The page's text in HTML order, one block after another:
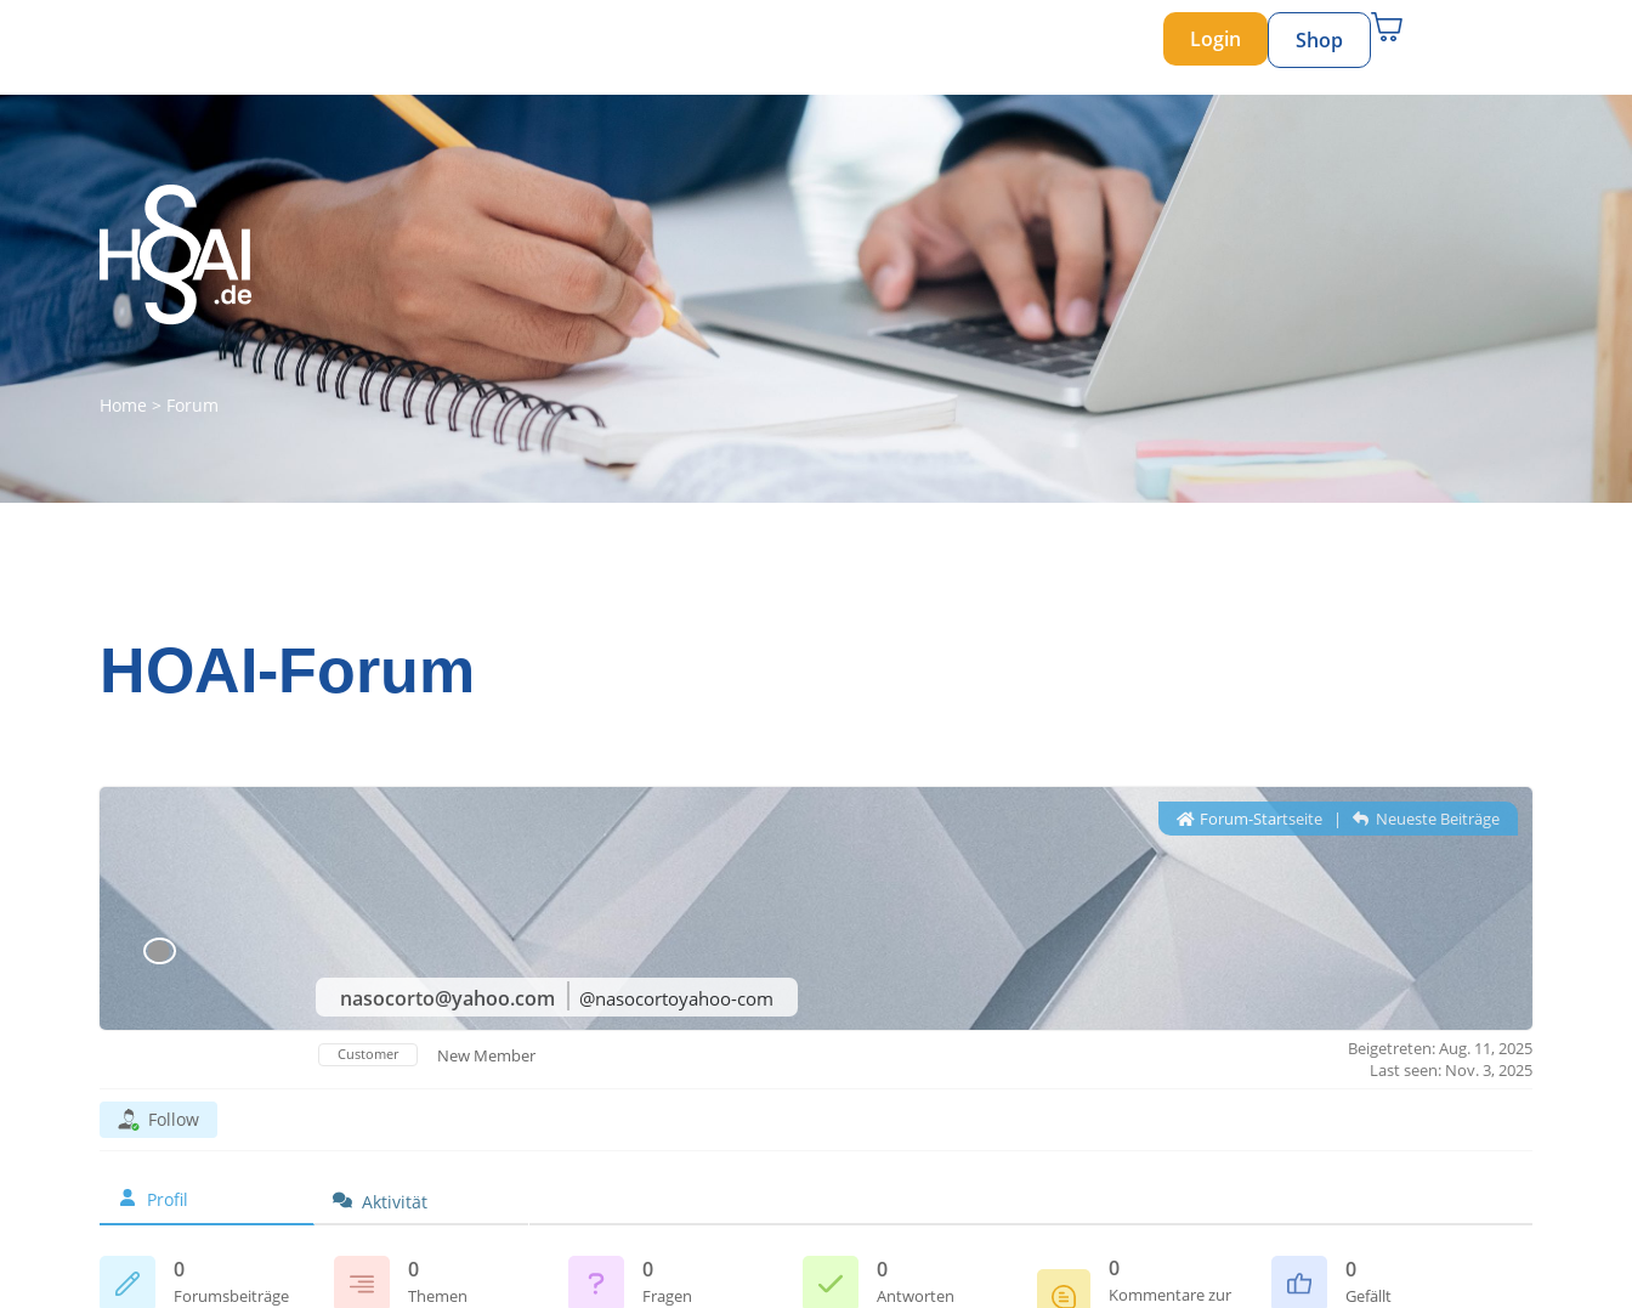
Login Shop
Home > Forum
HOAI-Forum
nasocorto@yahoo.com @nasocortoyahoo-com
Forum-Startseite| Neueste Beiträge
Customer New Member
Beigetreten: Aug. 11, 2025
Last seen: Nov. 3, 2025
Follow
Profil Aktivität
0
Forumsbeiträge
0
Themen
0
Fragen
0
Antworten
0
Kommentare zur
0
Gefällt